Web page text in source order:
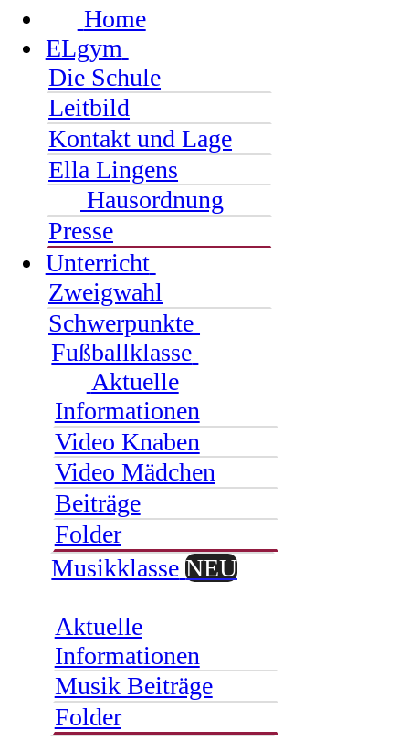
Home
ELgym
Die Schule
Leitbild
Kontakt und Lage
Ella Lingens
Hausordnung
Presse
Unterricht
Zweigwahl
Schwerpunkte
Fußballklasse
Aktuelle
Informationen
Video Knaben
Video Mädchen
Beiträge
Folder
Musikklasse NEU
Aktuelle
Informationen
Musik Beiträge
Folder